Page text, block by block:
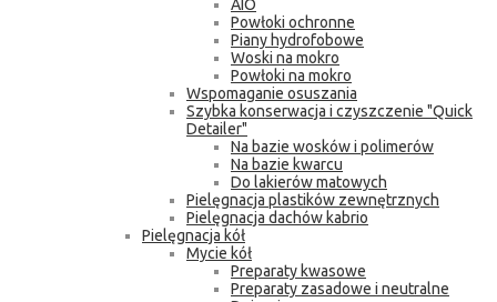
AIO
Powłoki ochronne
Piany hydrofobowe
Woski na mokro
Powłoki na mokro
Wspomaganie osuszania
Szybka konserwacja i czyszczenie "Quick
Detailer"
Na bazie wosków i polimerów
Na bazie kwarcu
Do lakierów matowych
Pielęgnacja plastików zewnętrznych
Pielęgnacja dachów kabrio
Pielęgnacja kół
Mycie kół
Preparaty kwasowe
Preparaty zasadowe i neutralne